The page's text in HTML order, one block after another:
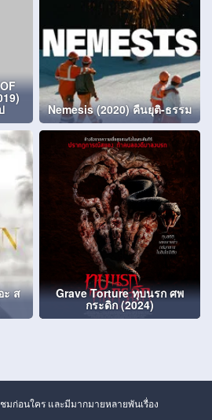
Nemesis (2020) คืนยุติ-ธรรม
ะ ส Grave Torture ทุบนรก ศพ
กระดิก (2024)
ก่อนใคร และมีมากมายหลายพันเรื่อง